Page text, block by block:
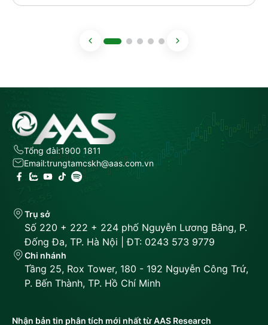
Tổng đài:1900 1811
Email:trungtamcskh@aas.com.vn
Trụ sở
Số 220 + 222 + 224 phố Nguyễn Lương Bằng, P.
Đống Đa, TP. Hà Nội | ĐT: 0243 573 9779
Chi nhánh
Tầng 25, Rox Tower, 180 - 192 Nguyễn Công Trứ,
P. Bến Thành, TP. Hồ Chí Minh
Nhận bản tin phân tích mới nhất từ AAS Research